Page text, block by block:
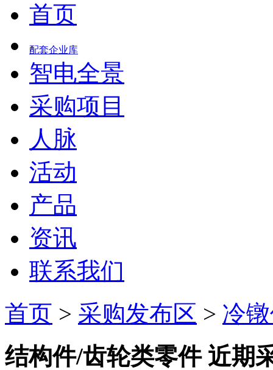
首页
配套企业库
智电全景
采购项目
人脉
活动
产品
资讯
联系我们
首页 > 采购发布区 > 冷
结构件/齿轮类零件 近期